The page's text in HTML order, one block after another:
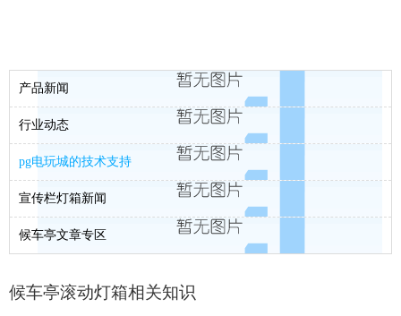
产品新闻
行业动态
pg电玩城的技术支持
宣传栏灯箱新闻
候车亭文章专区
候车亭滚动灯箱相关知识